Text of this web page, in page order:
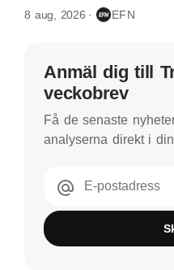
8 aug, 2026 EFN
Anmäl dig till
veckobrev
Få de senaste
analyserna direkt i
E-postadress